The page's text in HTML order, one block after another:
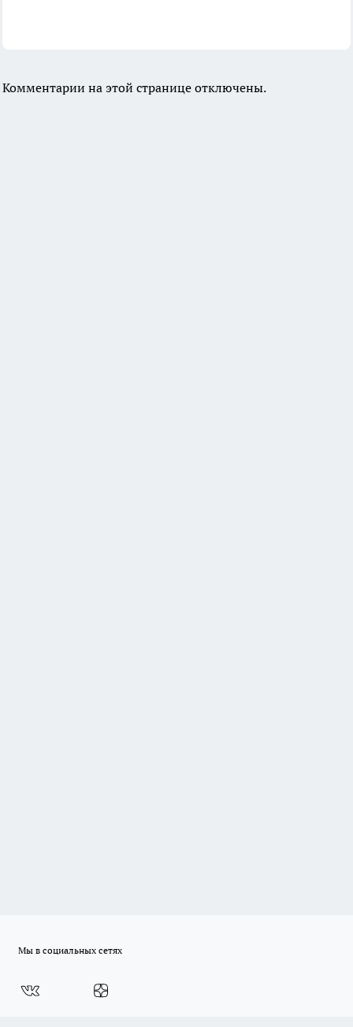
Комментарии на этой странице отключены.
Мы в социальных сетях